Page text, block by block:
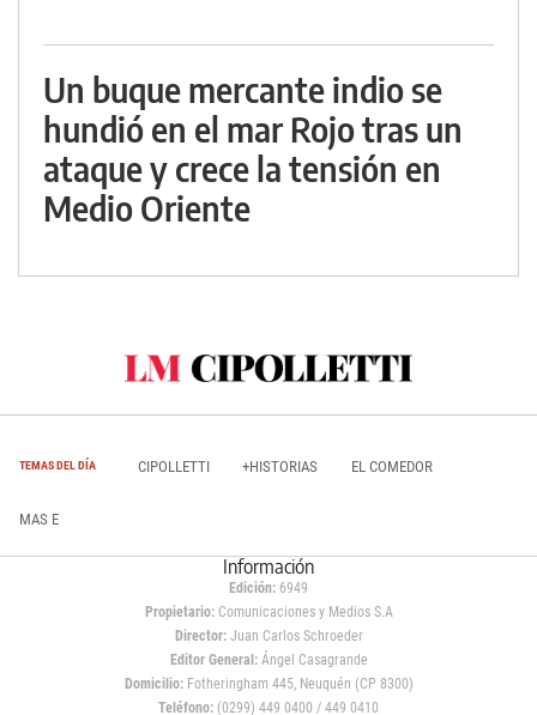
Un buque mercante indio se
hundió en el mar Rojo tras un
ataque y crece la tensión en
Medio Oriente
TEMAS DEL DÍA CIPOLLETTI +HISTORIAS EL COMEDOR
MAS E
Información
Edición: 6949
Propietario:Comunicaciones y Medios S.A
Director: Juan Carlos Schroeder
Editor General:Ángel Casagrande
Domicilio:Fotheringham 445, Neuquén (CP 8300)
Teléfono: (0299) 449 0400 / 449 0410